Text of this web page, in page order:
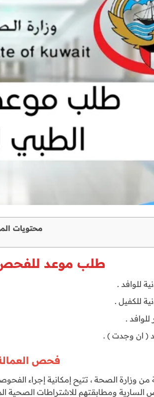
محتويات
طلب موعد للفحص
للوافد .
للكفيل .
.
( ان وجدت ) .
فحص
وزارة الصحة ، تتيح إمكانية إجراء
السارية ومطابقتهم للاشتراطات الصحية